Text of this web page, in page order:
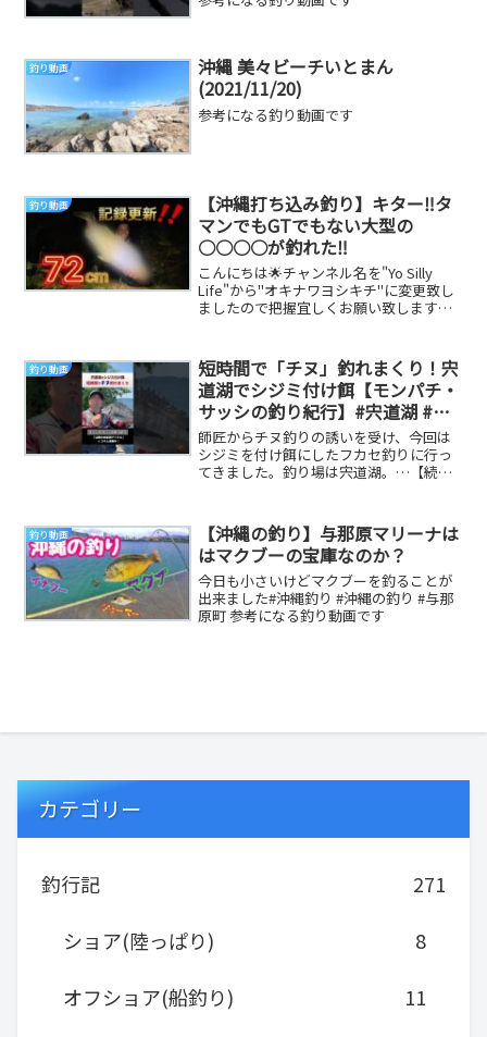
釣り動画
沖縄 美々ビーチいとまん
(2021/11/20)
参考になる釣り動画です
釣り動画
【沖縄打ち込み釣り】キター‼️タ
マンでもGTでもない大型の
○○○○が釣れた‼️
こんにちは🌟チャンネル名を"Yo Silly
Life"から"オキナワヨシキチ"に変更致し
ましたので把握宜しくお願い致します✨
釣り動画
短時間で「チヌ」釣れまくり！宍
道湖でシジミ付け餌【モンパチ・
サッシの釣り紀行】#宍道湖 #釣
り #しじみ #島根県
師匠からチヌ釣りの誘いを受け、今回は
シジミを付け餌にしたフカセ釣りに行っ
てきました。釣り場は宍道湖。…【続き
釣り動画
【沖縄の釣り】与那原マリーナは
はマクブーの宝庫なのか？
今日も小さいけどマクブーを釣ることが
出来ました#沖縄釣り #沖縄の釣り #与那
原町 参考になる釣り動画です
カテゴリー
釣行記
271
ショア(陸っぱり)
8
オフショア(船釣り)
11